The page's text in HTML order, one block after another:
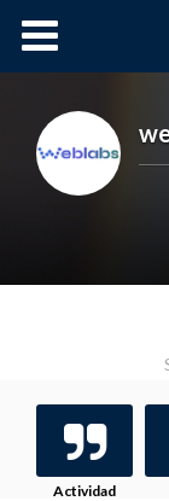
Cursos
Actividad